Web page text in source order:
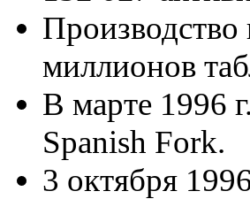
Производство
миллионов
В марте 1996
Spanish Fork.
3 октября